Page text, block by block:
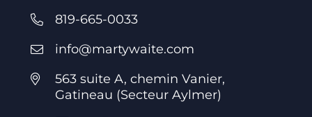
819-665-0033
info@martywaite.com
563 suite A, chemin Vanier,
Gatineau (Secteur Aylmer)